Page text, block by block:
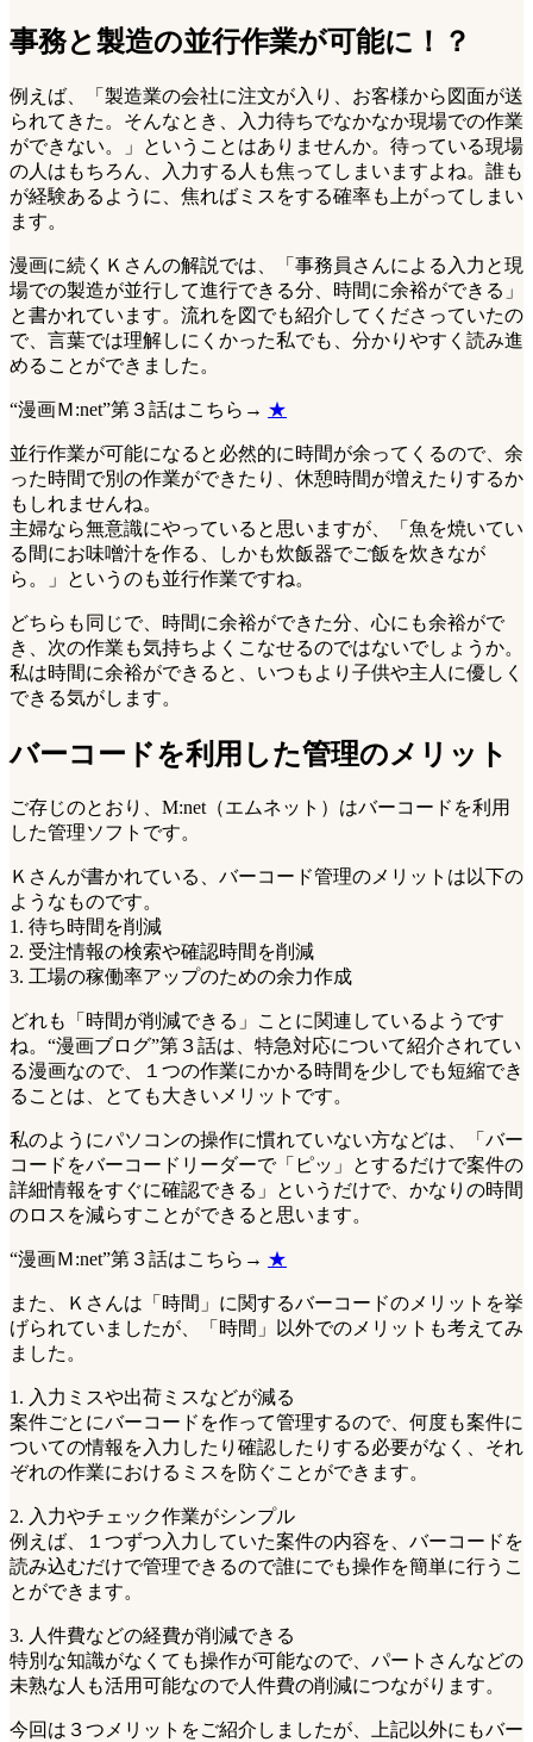
事務と製造の並行作業が可能に！？
例えば、「製造業の会社に注文が入り、お客様から図面が送
られてきた。そんなとき、入力待ちでなかなか現場での作業
ができない。」ということはありませんか。待っている現場
の人はもちろん、入力する人も焦ってしまいますよね。誰も
が経験あるように、焦ればミスをする確率も上がってしまい
ます。
漫画に続くＫさんの解説では、「事務員さんによる入力と現
場での製造が並行して進行できる分、時間に余裕ができる」
と書かれています。流れを図でも紹介してくださっていたの
で、言葉では理解しにくかった私でも、分かりやすく読み進
めることができました。
“漫画Ｍ:net”第３話はこちら→ ★
並行作業が可能になると必然的に時間が余ってくるので、余
った時間で別の作業ができたり、休憩時間が増えたりするか
もしれませんね。
主婦なら無意識にやっていると思いますが、「魚を焼いてい
る間にお味噌汁を作る、しかも炊飯器でご飯を炊きなが
ら。」というのも並行作業ですね。
どちらも同じで、時間に余裕ができた分、心にも余裕がで
き、次の作業も気持ちよくこなせるのではないでしょうか。
私は時間に余裕ができると、いつもより子供や主人に優しく
できる気がします。
バーコードを利用した管理のメリット
ご存じのとおり、M:net（エムネット）はバーコードを利用
した管理ソフトです。
Ｋさんが書かれている、バーコード管理のメリットは以下の
ようなものです。
1. 待ち時間を削減
2. 受注情報の検索や確認時間を削減
3. 工場の稼働率アップのための余力作成
どれも「時間が削減できる」ことに関連しているようです
ね。“漫画ブログ”第３話は、特急対応について紹介されてい
る漫画なので、１つの作業にかかる時間を少しでも短縮でき
ることは、とても大きいメリットです。
私のようにパソコンの操作に慣れていない方などは、「バー
コードをバーコードリーダーで「ピッ」とするだけで案件の
詳細情報をすぐに確認できる」というだけで、かなりの時間
のロスを減らすことができると思います。
“漫画Ｍ:net”第３話はこちら→ ★
また、Ｋさんは「時間」に関するバーコードのメリットを挙
げられていましたが、「時間」以外でのメリットも考えてみ
ました。
1. 入力ミスや出荷ミスなどが減る
案件ごとにバーコードを作って管理するので、何度も案件に
ついての情報を入力したり確認したりする必要がなく、それ
ぞれの作業におけるミスを防ぐことができます。
2. 入力やチェック作業がシンプル
例えば、１つずつ入力していた案件の内容を、バーコードを
読み込むだけで管理できるので誰にでも操作を簡単に行うこ
とができます。
3. 人件費などの経費が削減できる
特別な知識がなくても操作が可能なので、パートさんなどの
未熟な人も活用可能なので人件費の削減につながります。
今回は３つメリットをご紹介しましたが、上記以外にもバー